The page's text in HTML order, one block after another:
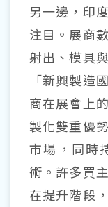
另一邊，印
注目。展商
射出、模具
「新興製造
商在展會上
製化雙重優
市場，同時
術。許多買
在提升階段